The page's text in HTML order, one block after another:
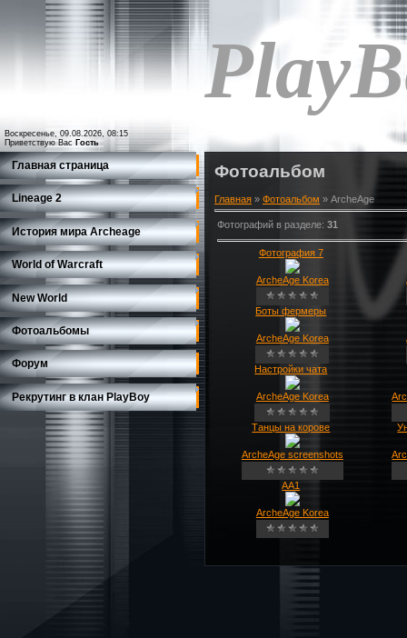
Воскресенье, 09.08.2026, 08:15
Приветствую Вас Гость
Главная страница
Lineage 2
История мира Archeage
World of Warcraft
New World
Фотоальбомы
Форум
Рекрутинг в клан PlayBoy
Фотоальбом
Главная » Фотоальбом » ArcheAge
Фотографий в разделе: 31
Фотография 7
ArcheAge Korea
Боты фермеры
ArcheAge Korea
Настройки чата
ArcheAge Korea
Танцы на корове
ArcheAge screenshots
AA1
ArcheAge Korea